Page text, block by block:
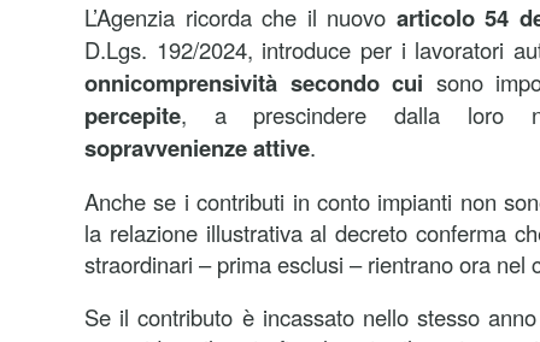
L’Agenzia ricorda che il nuovo articolo 54
D.Lgs. 192/2024, introduce per i lavoratori
onnicomprensività secondo cui sono
percepite, a prescindere dalla loro
sopravvenienze attive.
Anche se i contributi in conto impianti non
la relazione illustrativa al decreto conferma
straordinari – prima esclusi – rientrano ora nel
Se il contributo è incassato nello stesso